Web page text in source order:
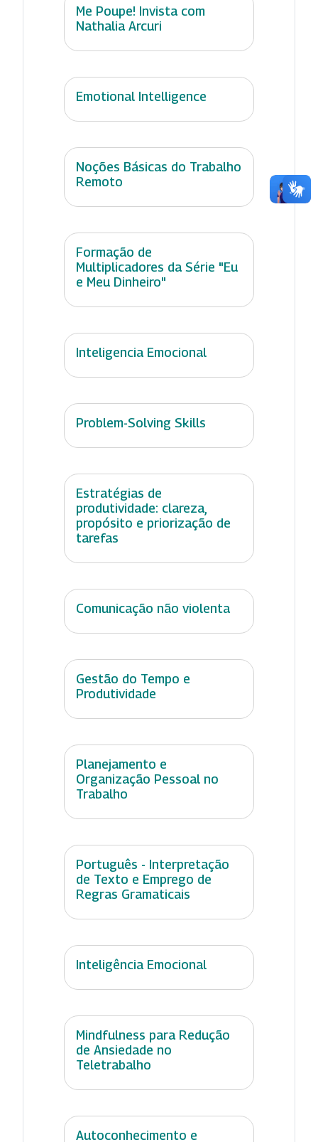
Me Poupe! Invista com
Nathalia Arcuri
Emotional Intelligence
Noções Básicas do Trabalho
Remoto
Formação de
Multiplicadores da Série "Eu
e Meu Dinheiro"
Inteligencia Emocional
Problem-Solving Skills
Estratégias de
produtividade: clareza,
propósito e priorização de
tarefas
Comunicação não violenta
Gestão do Tempo e
Produtividade
Planejamento e
Organização Pessoal no
Trabalho
Português - Interpretação
de Texto e Emprego de
Regras Gramaticais
Inteligência Emocional
Mindfulness para Redução
de Ansiedade no
Teletrabalho
Autoconhecimento e